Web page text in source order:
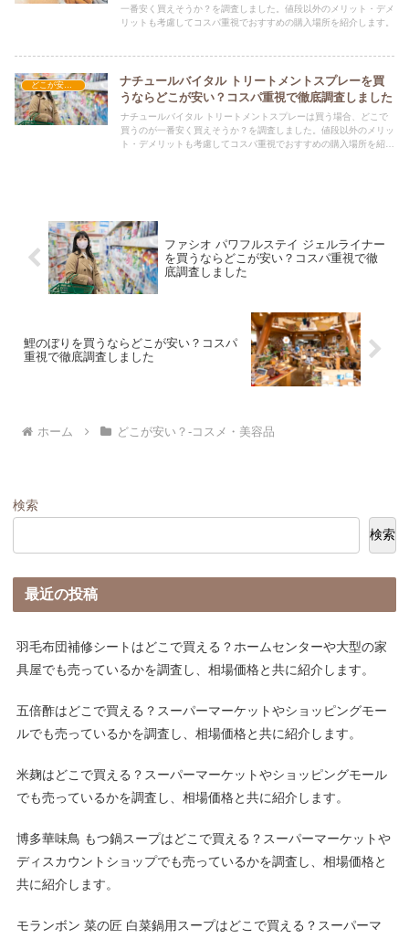
一番安く買えそうか？を調査しました。値段以外のメリット・デメ
リットも考慮してコスパ重視でおすすめの購入場所を紹介します。
どこが安い？-コスメ・美容品
ナチュールバイタル トリートメントスプレーを買
うならどこが安い？コスパ重視で徹底調査しました
ナチュールバイタル トリートメントスプレーは買う場合、どこで
買うのが一番安く買えそうか？を調査しました。値段以外のメリッ
ト・デメリットも考慮してコスパ重視でおすすめの購入場所を紹介
ファシオ パワフルステイ ジェルライナー
を買うならどこが安い？コスパ重視で徹
底調査しました
鯉のぼりを買うならどこが安い？コスパ
重視で徹底調査しました
ホーム どこが安い？-コスメ・美容品
検索
検索
最近の投稿
羽毛布団補修シートはどこで買える？ホームセンターや大型の家
具屋でも売っているかを調査し、相場価格と共に紹介します。
五倍酢はどこで買える？スーパーマーケットやショッピングモー
ルでも売っているかを調査し、相場価格と共に紹介します。
米麹はどこで買える？スーパーマーケットやショッピングモール
でも売っているかを調査し、相場価格と共に紹介します。
博多華味鳥 もつ鍋スープはどこで買える？スーパーマーケットや
ディスカウントショップでも売っているかを調査し、相場価格と
共に紹介します。
モランボン 菜の匠 白菜鍋用スープはどこで買える？スーパーマ